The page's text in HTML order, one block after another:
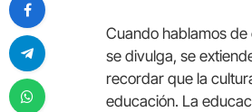
Cuando hablamos de
se divulga, se
recordar que la
educación. La